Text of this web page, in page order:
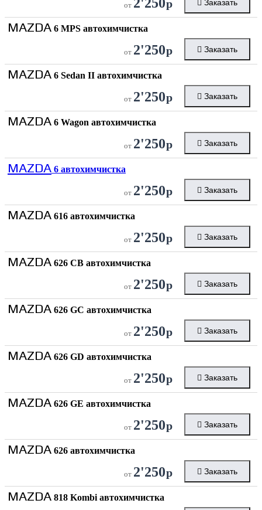
от р Заказать
MAZDA 6 MPS автохимчистка
от 2'250р Заказать
MAZDA 6 Sedan II автохимчистка
от 2'250р Заказать
MAZDA 6 Wagon автохимчистка
от 2'250р Заказать
MAZDA 6 автохимчистка
от 2'250р Заказать
MAZDA 616 автохимчистка
от 2'250р Заказать
MAZDA 626 CB автохимчистка
от 2'250р Заказать
MAZDA 626 GC автохимчистка
от 2'250р Заказать
MAZDA 626 GD автохимчистка
от 2'250р Заказать
MAZDA 626 GE автохимчистка
от 2'250р Заказать
MAZDA 626 автохимчистка
от 2'250р Заказать
MAZDA 818 Kombi автохимчистка